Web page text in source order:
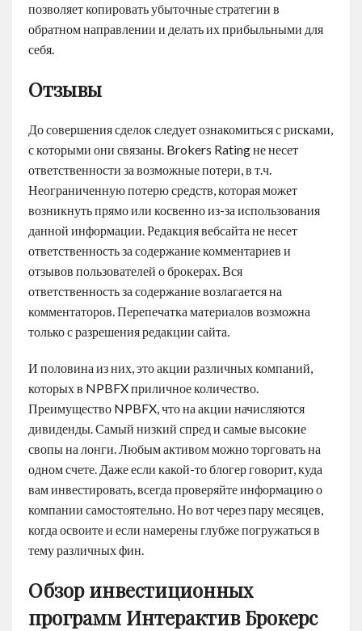
позволяет копировать убыточные стратегии в
обратном направлении и делать их прибыльными для
себя.
Отзывы
До совершения сделок следует ознакомиться с рисками,
с которыми они связаны. Brokers Rating не несет
ответственности за возможные потери, в т.ч.
Неограниченную потерю средств, которая может
возникнуть прямо или косвенно из-за использования
данной информации. Редакция вебсайта не несет
ответственность за содержание комментариев и
отзывов пользователей о брокерах. Вся
ответственность за содержание возлагается на
комментаторов. Перепечатка материалов возможна
только с разрешения редакции сайта.
И половина из них, это акции различных компаний,
которых в NPBFX приличное количество.
Преимущество NPBFX, что на акции начисляются
дивиденды. Самый низкий спред и самые высокие
свопы на лонги. Любым активом можно торговать на
одном счете. Даже если какой-то блогер говорит, куда
вам инвестировать, всегда проверяйте информацию о
компании самостоятельно. Но вот через пару месяцев,
когда освоите и если намерены глубже погружаться в
тему различных фин.
Обзор инвестиционных
программ Интерактив Брокерс